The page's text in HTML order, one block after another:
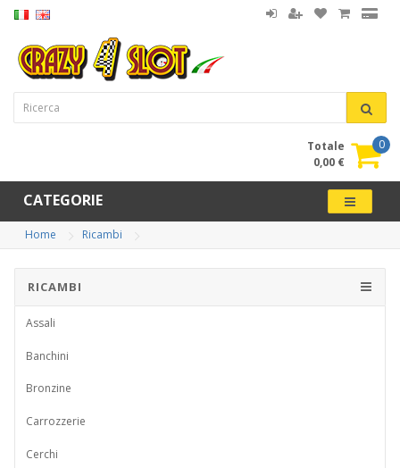
0
Totale
0,00 €
CATEGORIE
Home Ricambi
RICAMBI
Assali
Banchini
Bronzine
Carrozzerie
Cerchi